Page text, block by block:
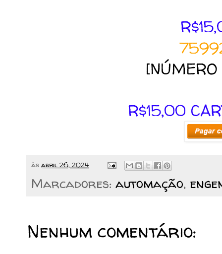
R$15,00
às abril 26, 2024
Marcadores: automação,
Nenhum comentário: